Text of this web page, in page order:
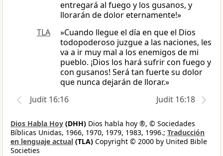
entregará al fuego y los gusanos, y
llorarán de dolor eternamente!»
TLA
»Cuando llegue el día en que el Dios
todopoderoso juzgue a las naciones, les
va a ir muy mal a los enemigos de mi
pueblo. ¡Dios los hará sufrir con fuego y
con gusanos! Será tan fuerte su dolor
que nunca dejarán de llorar.»
Judit 16:16
Judit 16:18
Dios Habla Hoy (DHH) Dios habla hoy ®, © Sociedades
Bíblicas Unidas, 1966, 1970, 1979, 1983, 1996.; Traducción
en lenguaje actual (TLA) Copyright © 2000 by United Bible
Societies